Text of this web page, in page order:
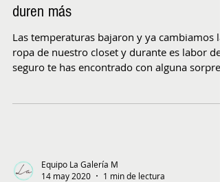
duren más
Las temperaturas bajaron y ya cambiamos la
ropa de nuestro closet y durante es labor de
seguro te has encontrado con alguna
Equipo La Galería M
14 may 2020
1 min de lectura